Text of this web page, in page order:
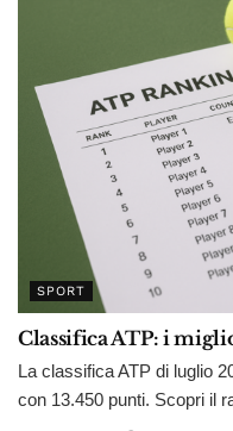
SPORT
Classifica ATP: i
La classifica ATP di luglio
con 13.450 punti. Scopri il